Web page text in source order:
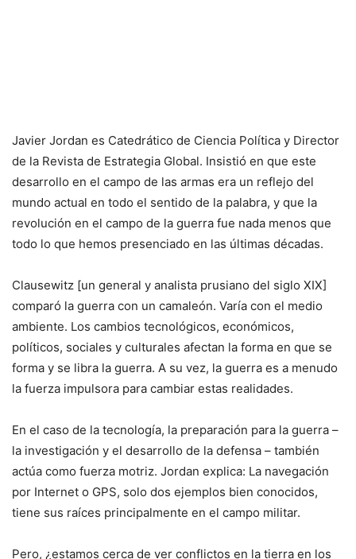
Javier Jordan es Catedrático de Ciencia Política y Director
de la Revista de Estrategia Global. Insistió en que este
desarrollo en el campo de las armas era un reflejo del
mundo actual en todo el sentido de la palabra, y que la
revolución en el campo de la guerra fue nada menos que
todo lo que hemos presenciado en las últimas décadas.
Clausewitz [un general y analista prusiano del siglo XIX]
comparó la guerra con un camaleón. Varía con el medio
ambiente. Los cambios tecnológicos, económicos,
políticos, sociales y culturales afectan la forma en que se
forma y se libra la guerra. A su vez, la guerra es a menudo
la fuerza impulsora para cambiar estas realidades.
En el caso de la tecnología, la preparación para la guerra –
la investigación y el desarrollo de la defensa – también
actúa como fuerza motriz. Jordan explica: La navegación
por Internet o GPS, solo dos ejemplos bien conocidos,
tiene sus raíces principalmente en el campo militar.
Pero, ¿estamos cerca de ver conflictos en la tierra en los